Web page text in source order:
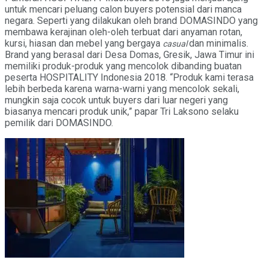
untuk mencari peluang calon buyers potensial dari manca
negara. Seperti yang dilakukan oleh brand DOMASINDO yang
membawa kerajinan oleh-oleh terbuat dari anyaman rotan,
kursi, hiasan dan mebel yang bergaya casualdan minimalis.
Brand yang berasal dari Desa Domas, Gresik, Jawa Timur ini
memiliki produk-produk yang mencolok dibanding buatan
peserta HOSPITALITY Indonesia 2018. “Produk kami terasa
lebih berbeda karena warna-warni yang mencolok sekali,
mungkin saja cocok untuk buyers dari luar negeri yang
biasanya mencari produk unik,” papar Tri Laksono selaku
pemilik dari DOMASINDO.